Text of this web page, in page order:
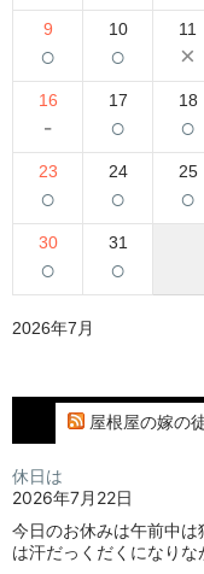
9
○
10
○
11
×
16
-
17
○
18
○
23
○
24
○
25
○
30
○
31
○
2026年7月
屋根屋の嫁の
休日は
2026年7月22日
今日のお休みは午前中
は汗だっくだくになり